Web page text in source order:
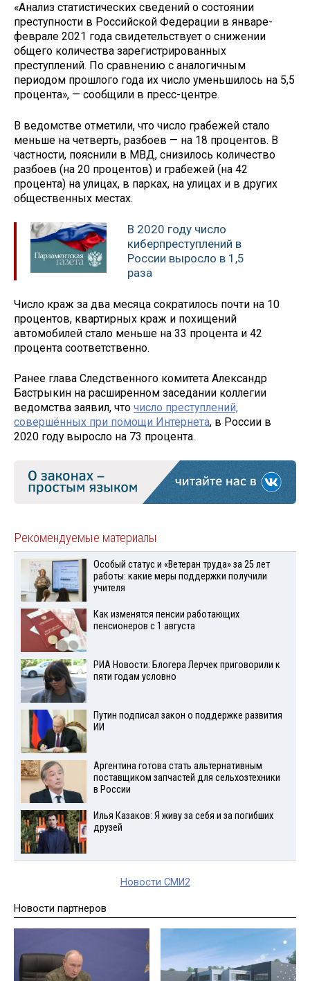
«Анализ статистических сведений о состоянии
преступности в Российской Федерации в январе-
феврале 2021 года свидетельствует о снижении
общего количества зарегистрированных
преступлений. По сравнению с аналогичным
периодом прошлого года их число уменьшилось на 5,5
процента», — сообщили в пресс-центре.
В ведомстве отметили, что число грабежей стало
меньше на четверть, разбоев — на 18 процентов. В
частности, пояснили в МВД, снизилось количество
разбоев (на 20 процентов) и грабежей (на 42
процента) на улицах, в парках, на улицах и в других
общественных местах.
В 2020 году число
киберпреступлений в
России выросло в 1,5
раза
Число краж за два месяца сократилось почти на 10
процентов, квартирных краж и похищений
автомобилей стало меньше на 33 процента и 42
процента соответственно.
Ранее глава Следственного комитета Александр
Бастрыкин на расширенном заседании коллегии
ведомства заявил, что число преступлений,
совершённых при помощи Интернета, в России в
2020 году выросло на 73 процента.
Рекомендуемые материалы
Особый статус и «Ветеран труда» за 25 лет
работы: какие меры поддержки получили
учителя
Как изменятся пенсии работающих
пенсионеров с 1 августа
РИА Новости: Блогера Лерчек приговорили к
пяти годам условно
Путин подписал закон о поддержке развития
ИИ
Аргентина готова стать альтернативным
поставщиком запчастей для сельхозтехники
в России
Илья Казаков: Я живу за себя и за погибших
друзей
Новости СМИ2
Новости партнеров